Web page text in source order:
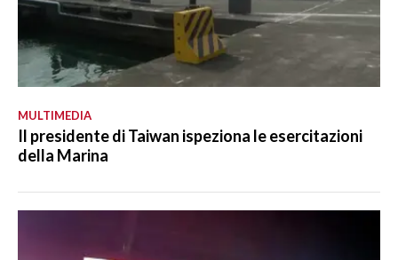
MULTIMEDIA
Il presidente di Taiwan ispeziona le esercitazioni
della Marina